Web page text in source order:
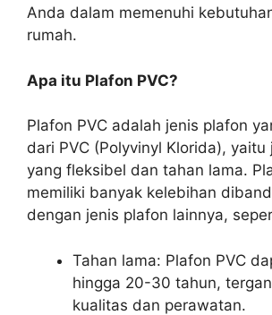
Anda dalam memenuhi
rumah.
Apa itu Plafon PVC?
Plafon PVC adalah jenis plafon
dari PVC (Polyvinyl Klorida), yaitu
yang fleksibel dan tahan lama.
memiliki banyak kelebihan
dengan jenis plafon lainnya,
Tahan lama: Plafon PVC
hingga 20-30 tahun,
kualitas dan perawatan.